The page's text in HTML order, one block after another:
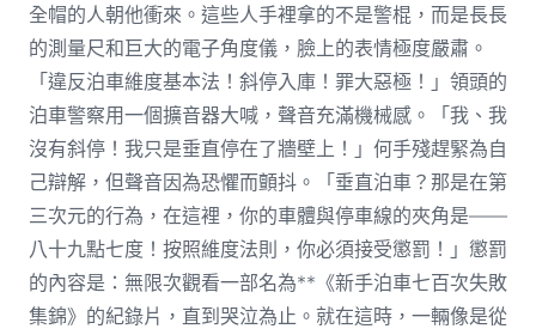
全帽的人朝他衝來。這些人手裡拿的不是警棍，而是長長
的測量尺和巨大的電子角度儀，臉上的表情極度嚴肅。
「違反泊車維度基本法！斜停入庫！罪大惡極！」領頭的
泊車警察用一個擴音器大喊，聲音充滿機械感。「我、我
沒有斜停！我只是垂直停在了牆壁上！」何手殘趕緊為自
己辯解，但聲音因為恐懼而顫抖。「垂直泊車？那是在第
三次元的行為，在這裡，你的車體與停車線的夾角是——
八十九點七度！按照維度法則，你必須接受懲罰！」懲罰
的內容是：無限次觀看一部名為**《新手泊車七百次失敗
集錦》的紀錄片，直到哭泣為止。就在這時，一輛像是從